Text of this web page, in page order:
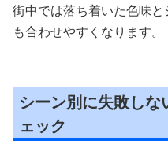
街中では落ち着いた色味
も合わせやすくなります。
シーン別に失敗し
ェック